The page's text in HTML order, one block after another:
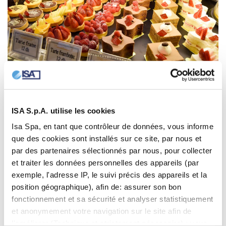
ISA S.p.A. utilise les cookies
Isa Spa, en tant que contrôleur de données, vous informe
que des cookies sont installés sur ce site, par nous et
par des partenaires sélectionnés par nous, pour collecter
et traiter les données personnelles des appareils (par
exemple, l'adresse IP, le suivi précis des appareils et la
position géographique), afin de: assurer son bon
fonctionnement et sa sécurité et analyser statistiquement
et anonymement votre navigation sur le site afin de